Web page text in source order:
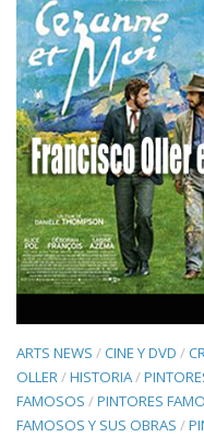
ARTS NEWS /CINE Y DVD /
OLLER/HISTORIA/
FAMOSOS /PINTORES
FAMOSOS Y SUS OBRAS /